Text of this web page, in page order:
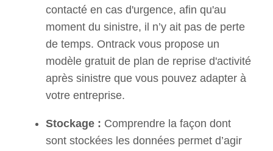
contacté en cas d'urgence, afin qu'au
moment du sinistre, il n’y ait pas de perte
de temps. Ontrack vous propose un
modèle gratuit de plan de reprise d'activité
après sinistre que vous pouvez adapter à
votre entreprise.
Stockage : Comprendre la façon dont
sont stockées les données permet d’agir